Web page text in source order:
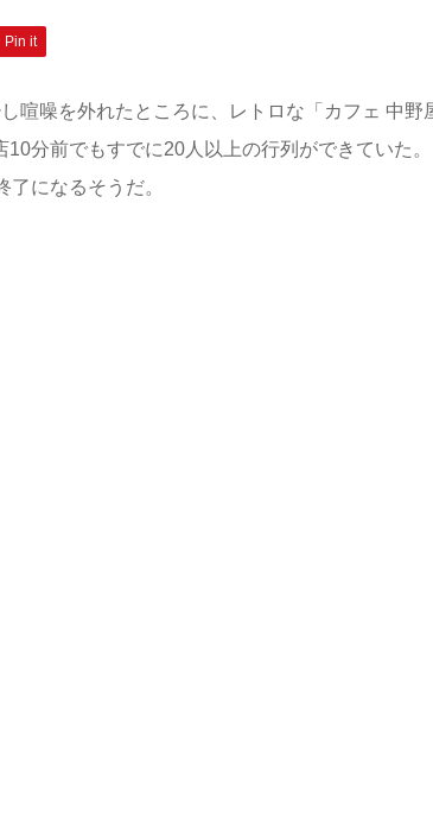
Pin it
喧噪を外れたところに、レトロな「カフェ 中野
分前でもすでに20人以上の行列ができていた
になるそうだ。